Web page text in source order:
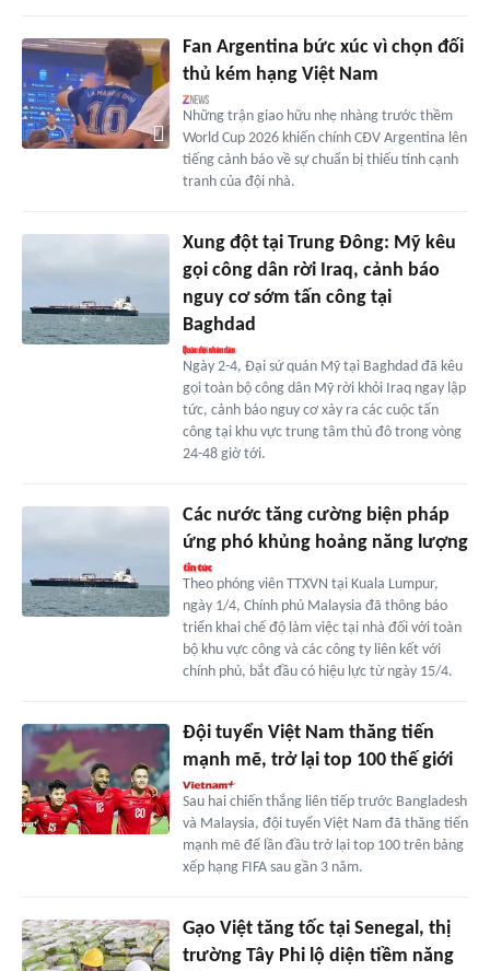
Fan Argentina bức xúc vì chọn đối
thủ kém hạng Việt Nam
Những trận giao hữu nhẹ nhàng trước thềm
World Cup 2026 khiến chính CĐV Argentina lên
tiếng cảnh báo về sự chuẩn bị thiếu tính cạnh
tranh của đội nhà.
Xung đột tại Trung Đông: Mỹ kêu
gọi công dân rời Iraq, cảnh báo
nguy cơ sớm tấn công tại
Baghdad
Ngày 2-4, Đại sứ quán Mỹ tại Baghdad đã kêu
gọi toàn bộ công dân Mỹ rời khỏi Iraq ngay lập
tức, cảnh báo nguy cơ xảy ra các cuộc tấn
công tại khu vực trung tâm thủ đô trong vòng
24-48 giờ tới.
Các nước tăng cường biện pháp
ứng phó khủng hoảng năng lượng
Theo phóng viên TTXVN tại Kuala Lumpur,
ngày 1/4, Chính phủ Malaysia đã thông báo
triển khai chế độ làm việc tại nhà đối với toàn
bộ khu vực công và các công ty liên kết với
chính phủ, bắt đầu có hiệu lực từ ngày 15/4.
Đội tuyển Việt Nam thăng tiến
mạnh mẽ, trở lại top 100 thế giới
Sau hai chiến thắng liên tiếp trước Bangladesh
và Malaysia, đội tuyển Việt Nam đã thăng tiến
mạnh mẽ để lần đầu trở lại top 100 trên bảng
xếp hạng FIFA sau gần 3 năm.
Gạo Việt tăng tốc tại Senegal, thị
trường Tây Phi lộ diện tiềm năng